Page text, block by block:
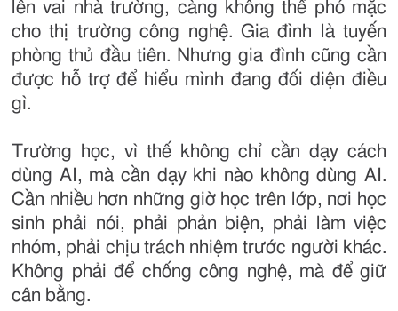
lên vai nhà trường, càng không thể phó mặc
cho thị trường công nghệ. Gia đình là tuyến
phòng thủ đầu tiên. Nhưng gia đình cũng cần
được hỗ trợ để hiểu mình đang đối diện điều
gì.
Trường học, vì thế không chỉ cần dạy cách
dùng AI, mà cần dạy khi nào không dùng AI.
Cần nhiều hơn những giờ học trên lớp, nơi học
sinh phải nói, phải phản biện, phải làm việc
nhóm, phải chịu trách nhiệm trước người khác.
Không phải để chống công nghệ, mà để giữ
cân bằng.